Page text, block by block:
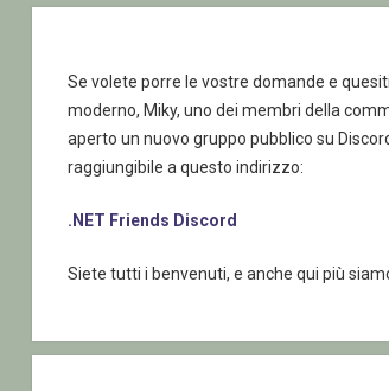
Se volete porre le vostre domande e
moderno, Miky, uno dei membri della
aperto un nuovo gruppo pubblico su
raggiungibile a questo indirizzo:
.NET Friends Discord
Siete tutti i benvenuti, e anche qui più